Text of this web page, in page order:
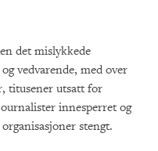
det mislykkede
vedvarende, med over
titusener utsatt for
innesperret og
stengt.